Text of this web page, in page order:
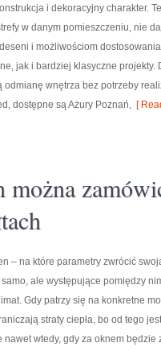
i dekoracyjny charakter.
w danym pomieszczeniu, nie
i możliwościom
jak i bardziej klasyczne
wnętrza bez potrzeby
dostępne są Ażury Poznań, [
– na które parametry zwrócić
ale występujące pomiędzy
Gdy patrzy się na konkretne
straty ciepła, bo od tego
nawet wtedy, gdy za oknem